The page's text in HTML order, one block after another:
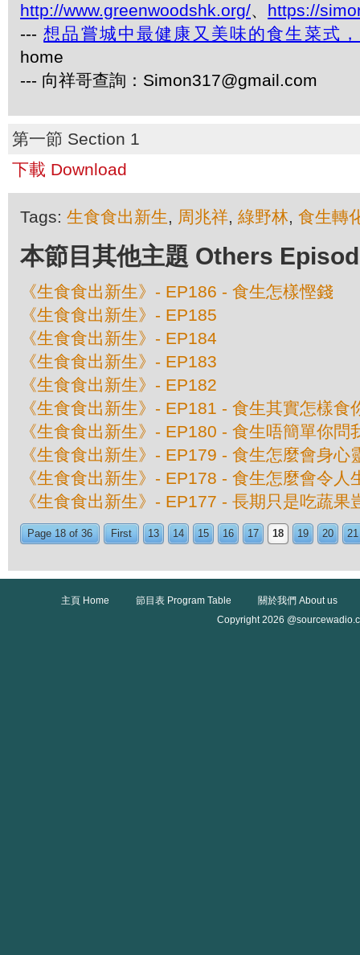
http://www.greenwoodshk.org/、 https://
---想品嘗城中最健康又美味的食生菜式
home
--- 向祥哥查詢：Simon317@gmail.com
第一節 Section 1
下載 Download
Tags: 生食食出新生, 周兆祥, 綠野林, 食生轉
本節目其他主題 Others
《生食食出新生》- EP186 - 食生怎樣慳錢
《生食食出新生》- EP185
《生食食出新生》- EP184
《生食食出新生》- EP183
《生食食出新生》- EP182
《生食食出新生》- EP181 - 食生其實怎樣食
《生食食出新生》- EP180 - 食生唔簡單你問
《生食食出新生》- EP179 - 食生怎麼會身心
《生食食出新生》- EP178 - 食生怎麼會令人
《生食食出新生》- EP177 - 長期只是吃蔬果
Page 18 of 36 First 13 14 15 16 17 18 19 20 21
主頁 Home 節目表 Program Table
關於我們 About us
Copyright 2026